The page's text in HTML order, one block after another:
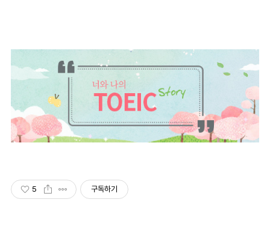
5 구독하기